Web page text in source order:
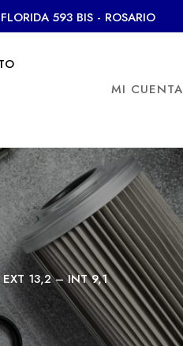
FLORIDA 593 BIS - ROSARIO
MI CUENTA
13,2 – INT 9,1